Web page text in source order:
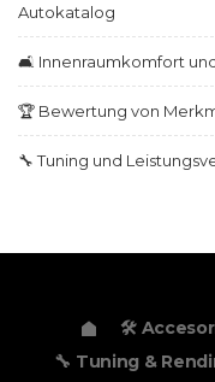
Autokatalog
🛋️ Innenraumkomfort
🏆 Bewertung von
🔧 Tuning und
🛠️
🔧 Tuning &